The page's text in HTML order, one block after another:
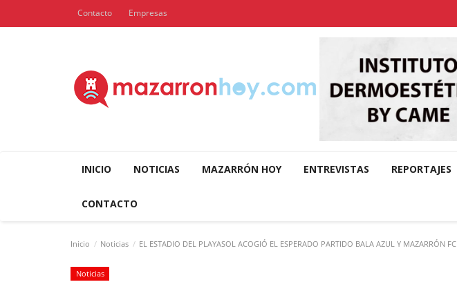
Contacto Empresas
INICIO NOTICIAS MAZARRÓN HOY ENTREVISTAS REPORTAJES
CONTACTO
Inicio Noticias EL ESTADIO DEL PLAYASOL ACOGIÓ EL ESPERADO PARTIDO BALA AZUL Y MAZARRÓN FC
Noticias